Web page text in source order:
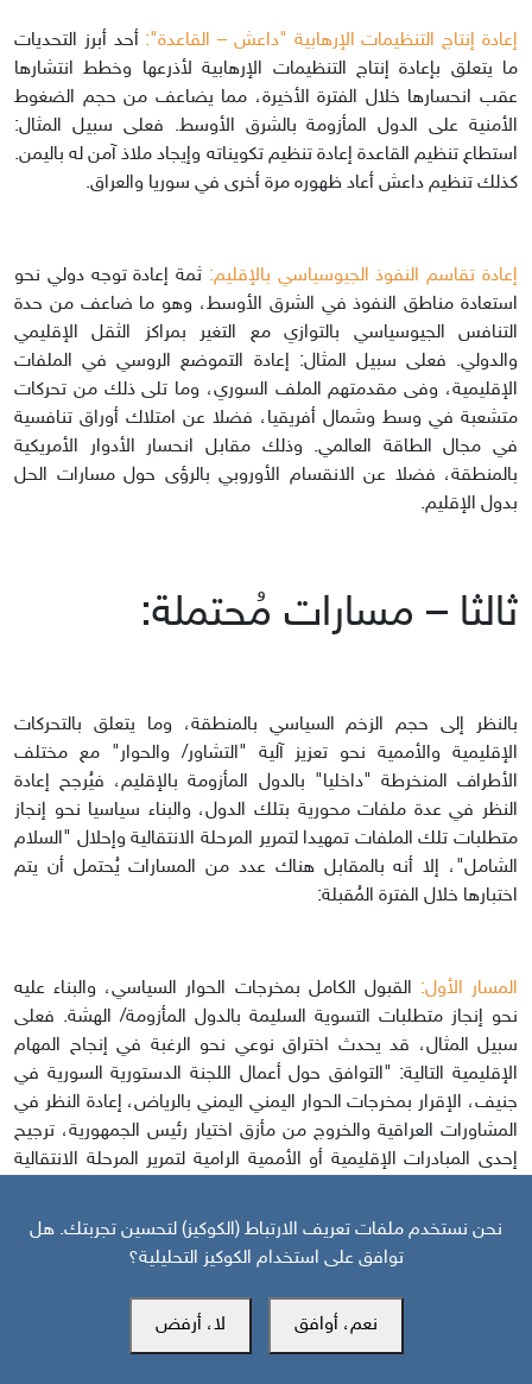
إعادة إنتاج التنظيمات الإرهابية "داعش – القاعدة": أحد أبرز التحديات
ما يتعلق بإعادة إنتاج التنظيمات الإرهابية لأذرعها وخطط انتشارها
عقب انحسارها خلال الفترة الأخيرة، مما يضاعف من حجم الضغوط
الأمنية على الدول المأزومة بالشرق الأوسط. فعلى سبيل المثال:
استطاع تنظيم القاعدة إعادة تنظيم تكويناته وإيجاد ملاذ آمن له باليمن.
كذلك تنظيم داعش أعاد ظهوره مرة أخرى في سوريا والعراق.
إعادة تقاسم النفوذ الجيوسياسي بالإقليم: ثمة إعادة توجه دولي نحو
استعادة مناطق النفوذ في الشرق الأوسط، وهو ما ضاعف من حدة
التنافس الجيوسياسي بالتوازي مع التغير بمراكز الثقل الإقليمي
والدولي. فعلى سبيل المثال: إعادة التموضع الروسي في الملفات
الإقليمية، وفى مقدمتهم الملف السوري، وما تلى ذلك من تحركات
متشعبة في وسط وشمال أفريقيا، فضلا عن امتلاك أوراق تنافسية
في مجال الطاقة العالمي. وذلك مقابل انحسار الأدوار الأمريكية
بالمنطقة، فضلا عن الانقسام الأوروبي بالرؤى حول مسارات الحل
بدول الإقليم.
ثالثا – مسارات مُحتملة:
بالنظر إلى حجم الزخم السياسي بالمنطقة، وما يتعلق بالتحركات
الإقليمية والأممية نحو تعزيز آلية "التشاور/ والحوار" مع مختلف
الأطراف المنخرطة "داخليا" بالدول المأزومة بالإقليم، فيُرجح إعادة
النظر في عدة ملفات محورية بتلك الدول، والبناء سياسيا نحو إنجاز
متطلبات تلك الملفات تمهيدا لتمرير المرحلة الانتقالية وإحلال "السلام
الشامل"، إلا أنه بالمقابل هناك عدد من المسارات يُحتمل أن يتم
اختبارها خلال الفترة المُقبلة:
المسار الأول: القبول الكامل بمخرجات الحوار السياسي، والبناء عليه
نحو إنجاز متطلبات التسوية السليمة بالدول المأزومة/ الهشة. فعلى
سبيل المثال، قد يحدث اختراق نوعي نحو الرغبة في إنجاح المهام
الإقليمية التالية: "التوافق حول أعمال اللجنة الدستورية السورية في
جنيف، الإقرار بمخرجات الحوار اليمني اليمني بالرياض، إعادة النظر في
المشاورات العراقية والخروج من مأزق اختيار رئيس الجمهورية، ترجيح
إحدى المبادرات الإقليمية أو الأممية الرامية لتمرير المرحلة الانتقالية
المستبعد حدوثه في الوقت الحالي لعدد من الاعتبارات تم ذكرهم
سالفا، أبرزهم: التغير في طبيعة المطالب للأطراف المحلية، تشابك
الأجندات الخارجية على أراضي الدول المأزومة، التغير في التوازنات
الميدانية للصراعات القائمة بدول الإقليم، إلخ.
نحن نستخدم ملفات تعريف الارتباط (الكوكيز) لتحسين تجربتك. هل
توافق على استخدام الكوكيز التحليلية؟
نعم، أوافق لا، أرفض